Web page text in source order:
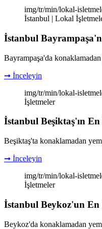
img/tr/min/lokal-
İstanbul | Lokal
İstanbul
Bayrampaşa'da
➞ İnceleyin
img/tr/min/lokal-
İşletmeler
İstanbul Beşiktaş'ın
Beşiktaş'ta konaklamadan
➞ İnceleyin
img/tr/min/lokal-
İşletmeler
İstanbul Beykoz'un En
Beykoz'da konaklamadan